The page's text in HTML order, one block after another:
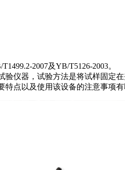
2007及YB/T5126-2003。
仪器，试验方法是将试样固定
点以及使用该设备的注意事项有